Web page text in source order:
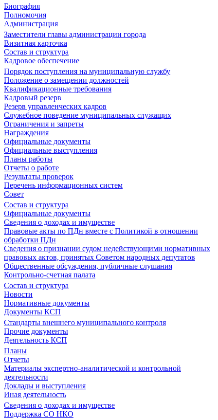
Биография
Полномочия
Администрация
Заместители главы администрации города
Визитная карточка
Состав и структура
Кадровое обеспечение
Порядок поступления на муниципальную службу
Положение о замещении должностей
Квалификационные требования
Кадровый резерв
Резерв управленческих кадров
Служебное поведение муниципальных служащих
Ограничения и запреты
Награждения
Официальные документы
Официальные выступления
Планы работы
Отчеты о работе
Результаты проверок
Перечень информационных систем
Совет
Состав и структура
Официальные документы
Сведения о доходах и имуществе
Правовые акты по ПДн вместе с Политикой в отношении
обработки ПДн
Сведения о признании судом недействующими нормативных
правовых актов, принятых Советом народных депутатов
Общественные обсуждения, публичные слушания
Контрольно-счетная палата
Состав и структура
Новости
Нормативные документы
Документы КСП
Стандарты внешнего муниципального контроля
Прочие документы
Деятельность КСП
Планы
Отчеты
Материалы экспертно-аналитической и контрольной
деятельности
Доклады и выступления
Иная деятельность
Сведения о доходах и имуществе
Поддержка СО НКО